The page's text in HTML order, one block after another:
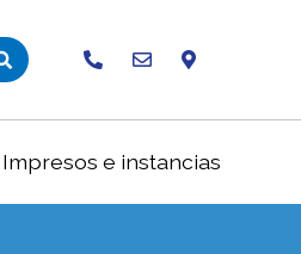
Impresos e instancias